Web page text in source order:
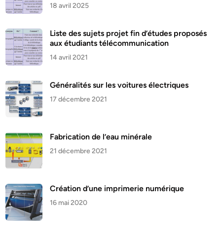
18 avril 2025
Liste des sujets projet fin d’études proposés
aux étudiants télécommunication
14 avril 2021
Généralités sur les voitures électriques
17 décembre 2021
Fabrication de l’eau minérale
21 décembre 2021
Création d’une imprimerie numérique
16 mai 2020